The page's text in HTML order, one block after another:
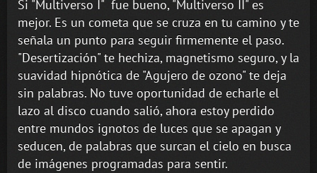
Si "Multiverso I" fue bueno, "Multiverso II" es
mejor. Es un cometa que se cruza en tu camino y te
señala un punto para seguir firmemente el paso.
"Desertización" te hechiza, magnetismo seguro, y la
suavidad hipnótica de "Agujero de ozono" te deja
sin palabras. No tuve oportunidad de echarle el
lazo al disco cuando salió, ahora estoy perdido
entre mundos ignotos de luces que se apagan y
seducen, de palabras que surcan el cielo en busca
de imágenes programadas para sentir.